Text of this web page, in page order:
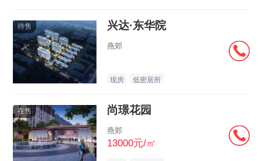
待售 兴达·东华院
燕郊
现房 低密居所
在售 尚璟花园
燕郊
13000元/㎡